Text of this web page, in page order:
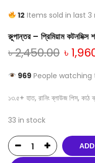
12 Items sold in last 3
রুূপান্তর – প্রিমিয়াম কটনমিক্স
৳2,450.00 ৳
969People watching
১৩.৫+ হাত, রানিং ব্লাউজ পিস, কাঠ
33 in stock